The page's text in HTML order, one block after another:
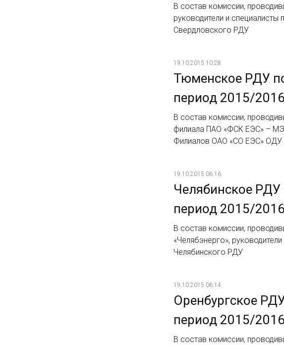
В состав комиссии,
руководители и
Свердловского РДУ
19.10.2015 10:28
Тюменское РДУ
период 2015/
В состав комиссии,
филиала ПАО «ФСК ЕЭС» –
Филиалов ОАО «СО ЕЭС»
19.10.2015 06:16
Челябинское РДУ
период 2015/
В состав комиссии,
«Челябэнерго»,
Челябинского РДУ
19.10.2015 06:14
Оренбургское
период 2015/
В состав комиссии,